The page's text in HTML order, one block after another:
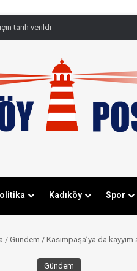
tarih verildi
Kadıköy Spor
/ Gündem / Kasımpaşa’ya da kayyım
Gündem